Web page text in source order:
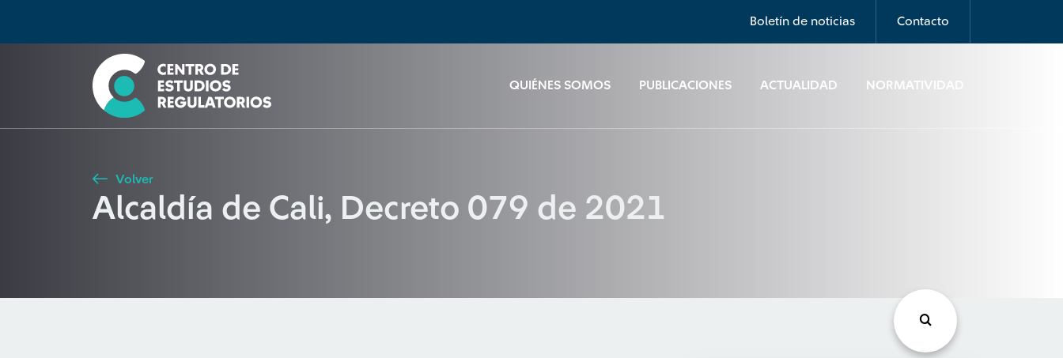
Boletín de noticias Contacto
QUIÉNES SOMOS PUBLICACIONES ACTUALIDAD NORMATIVIDAD
Seleccione país
Buscar
Volver
Alcaldía de Cali, Decreto 079 de 2021